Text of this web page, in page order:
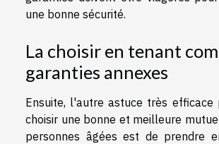
une bonne sécurité.
La choisir en tenant
garanties annexes
Ensuite, l'autre astuce très efficace
choisir une bonne et meilleure
personnes âgées est de prendre